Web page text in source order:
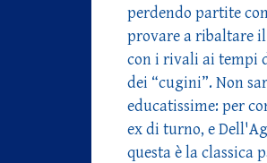
perdendo partite
provare a ribaltare
con i rivali ai tempi
dei “cugini”. Non
educatissime: per
ex di turno, e
questa è la classica